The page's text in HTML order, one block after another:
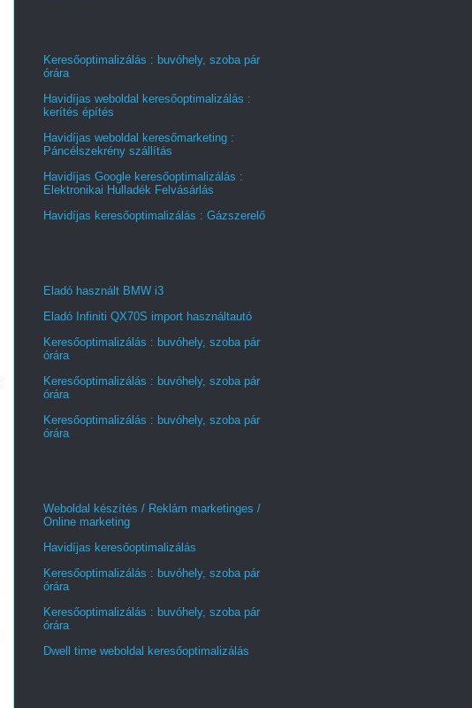
Keresőoptimalizálás : buvóhely, szoba pár
órára
Havidíjas weboldal keresőoptimalizálás :
kerítés építés
Havidíjas weboldal keresőmarketing :
Páncélszekrény szállítás
Havidíjas Google keresőoptimalizálás :
Elektronikai Hulladék Felvásárlás
Havidíjas keresőoptimalizálás : Gázszerelő
Eladó használt BMW i3
Eladó Infiniti QX70S import használtautó
Keresőoptimalizálás : buvóhely, szoba pár
órára
Keresőoptimalizálás : buvóhely, szoba pár
órára
Keresőoptimalizálás : buvóhely, szoba pár
órára
Weboldal készítés / Reklám marketinges /
Online marketing
Havidíjas keresőoptimalizálás
Keresőoptimalizálás : buvóhely, szoba pár
órára
Keresőoptimalizálás : buvóhely, szoba pár
órára
Dwell time weboldal keresőoptimalizálás